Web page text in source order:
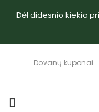
Dėl didesnio kiekio
Dovanų kuponai